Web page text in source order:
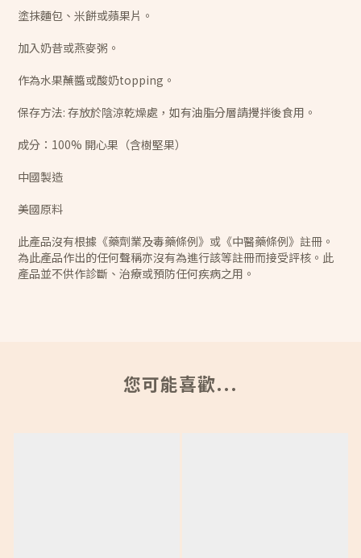
塗抹麵包、米餅或蘋果片。
加入奶昔或燕麥粥。
作為水果蘸醬或酸奶topping。
保存方法: 存放於陰涼乾燥處，如有油脂分層請攪拌後食用。
成分：100% 開心果（含樹堅果）
中國製造
美國原料
此產品沒有根據《藥劑業及毒藥條例》或《中醫藥條例》註冊。
為此產品作出的任何聲稱亦沒有為進行該等註冊而接受評核。此
產品並不供作診斷、治療或預防任何疾病之用。
您可能喜歡...